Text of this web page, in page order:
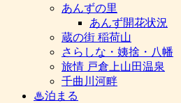
あんずの里
あんず開花状況
蔵の街 稲荷山
さらしな・姨捨・八幡
旅情 戸倉上山田温泉
千曲川河畔
♨泊まる